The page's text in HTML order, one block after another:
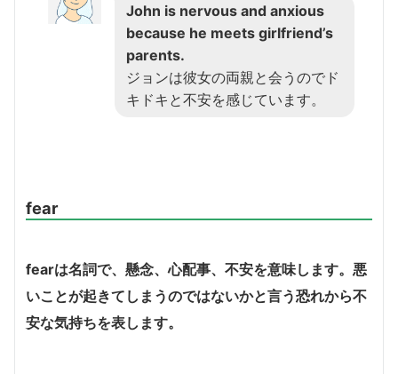
John is nervous and anxious
because he meets girlfriend’s
parents.
ジョンは彼女の両親と会うのでド
キドキと不安を感じています。
fear
fearは名詞で、懸念、心配事、不安を意味します。悪
いことが起きてしまうのではないかと言う恐れから不
安な気持ちを表します。